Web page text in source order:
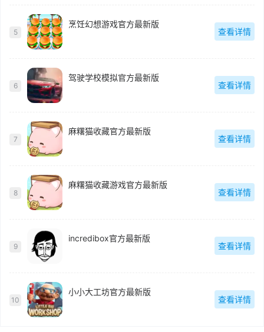
5
烹饪幻想游戏官方最新版
查看详情
6
驾驶学校模拟官方最新版
查看详情
7
麻糬猫收藏官方最新版
查看详情
8
麻糬猫收藏游戏官方最新版
查看详情
9
incredibox官方最新版
查看详情
10
小小大工坊官方最新版
查看详情